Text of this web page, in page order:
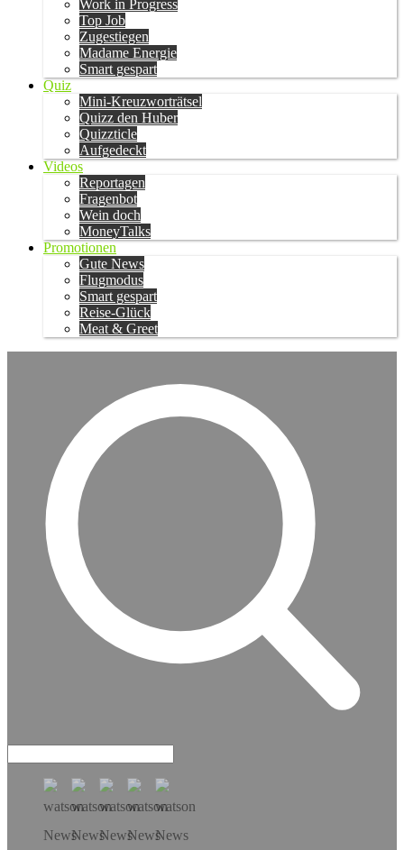
Work in Progress
Top Job
Zugestiegen
Madame Energie
Smart gespart
Quiz
Mini-Kreuzworträtsel
Quizz den Huber
Quizzticle
Aufgedeckt
Videos
Reportagen
Fragenbot
Wein doch
MoneyTalks
Promotionen
Gute News
Flugmodus
Smart gespart
Reise-Glück
Meat & Greet